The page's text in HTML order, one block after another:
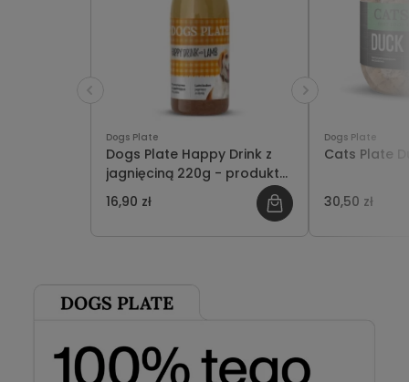
Dogs Plate
Dogs Plate Happy Drink z
jagnięciną 220g - produkt
limitowany
16,90 zł
Dogs Plate
Cats Plate
30,50 zł